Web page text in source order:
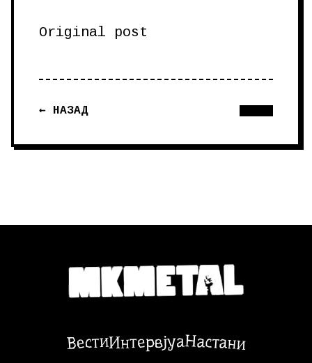
Original post
← НАЗАД
ВестиИнтервјуаНастани